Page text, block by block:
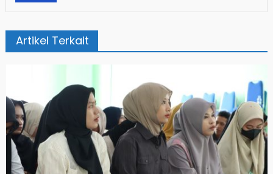
Artikel Terkait